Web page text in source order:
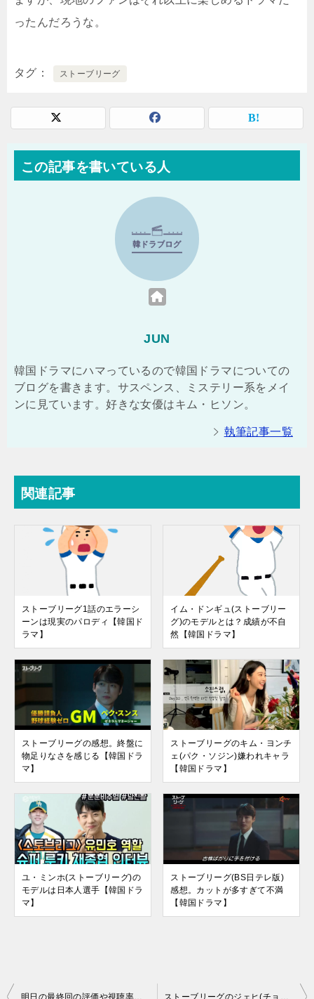
ったんだろうな。
タグ ストーブリーグ
この記事を書いている人
JUN
韓国ドラマにハマっているので韓国ドラマについての
ブログを書きます。サスペンス、ミステリー系をメイ
ンに見ています。好きな女優はキム・ヒソン。
執筆記事一覧
関連記事
ストーブリーグ1話のエラーシ
ーンは現実のパロディ【韓国ド
ラマ】
イム・ドンギュ(ストーブリー
グ)のモデルとは？成績が不自
然【韓国ドラマ】
ストーブリーグの感想。終盤に
物足りなさを感じる【韓国ドラ
マ】
ストーブリーグのキム・ヨンチ
ェ(パク・ソジン)嫌われキャラ
【韓国ドラマ】
ユ・ミンホ(ストーブリーグ)の
モデルは日本人選手【韓国ドラ
マ】
ストーブリーグ(BS日テレ版)
感想。カットが多すぎて不満
【韓国ドラマ】
投